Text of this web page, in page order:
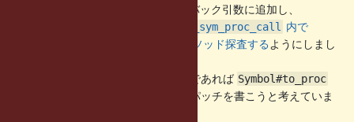
のコールバック引数に追加し、
refine_sym_proc_call 内で
を参照してメソッド探査するようにしまし
修正する方向性として問題ないようであれば Symbol#to_proc
から呼び出した場合に対しても修正パッチを書こうと考えていま